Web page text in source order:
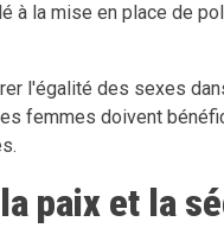
à la mise en place de
l'égalité des sexes
femmes doivent
paix et la